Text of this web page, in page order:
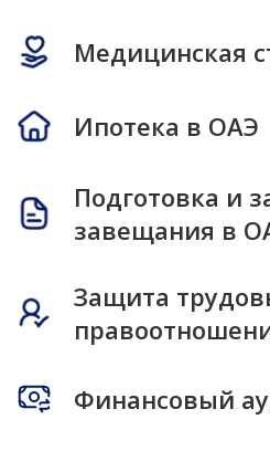
Медицинская
Ипотека в ОАЭ
Подготовка и
завещания в
Защита
Финансовый